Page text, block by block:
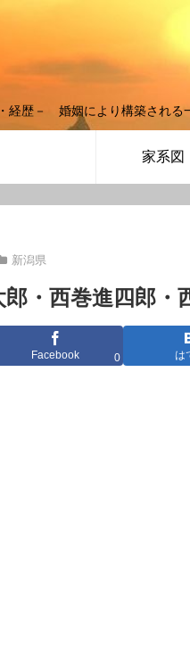
経歴－ 婚姻により構築される
家系図
新潟県
・西巻進四郎・
Facebook 0 は